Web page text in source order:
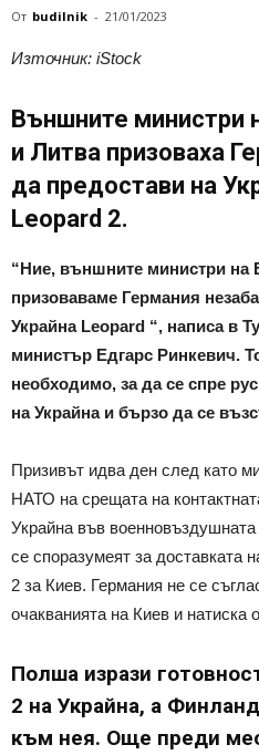
От budilnik - 21/01/2023
Източник: iStock
Външните министри
и Литва призоваха
да предостави на
Leopard 2.
“Ние, външните министри на
призоваваме Германия
Украйна Leopard “, написа в
министър Едгарс Ринкевич.
необходимо, за да се спре
на Украйна и бързо да се
Призивът идва ден след като
НАТО на срещата на
Украйна във
се споразумеят за доставката
2 за Киев. Германия не се
очакванията на Киев и натиска
Полша изрази
2 на Украйна, а
към нея. Още преди